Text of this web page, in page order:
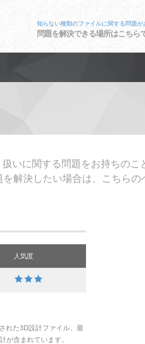
知らない種類のファイルに関する問題が
問題を解決できる場所はこちら
いに関する問題をお持ちのこ
解決したい場合は、こちらの
人気度
れた3D設計ファイル。最
が含まれています。